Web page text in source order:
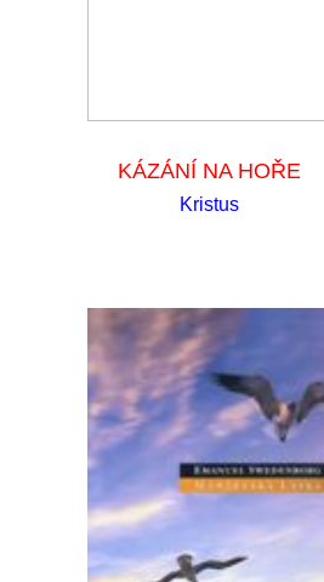
KÁZÁNÍ NA HOŘE
Kristus